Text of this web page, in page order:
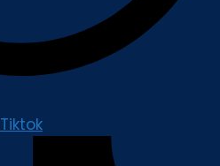
Tiktok